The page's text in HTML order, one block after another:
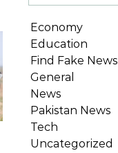
Economy
Education
Find Fake News
General
News
Pakistan News
Tech
Uncategorized